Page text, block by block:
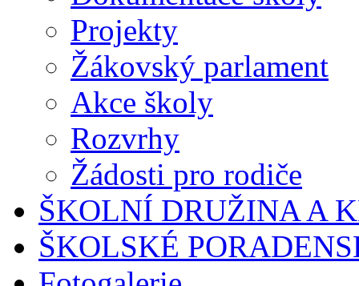
Projekty
Žákovský parlament
Akce školy
Rozvrhy
Žádosti pro rodiče
ŠKOLNÍ DRUŽINA A
ŠKOLSKÉ